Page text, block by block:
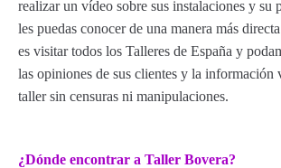
realizar un vídeo sobre sus instalaciones y su
les puedas conocer de una manera más
es visitar todos los Talleres de España y
las opiniones de sus clientes y la información
taller sin censuras ni manipulaciones.
¿Dónde encontrar a Taller Bovera?